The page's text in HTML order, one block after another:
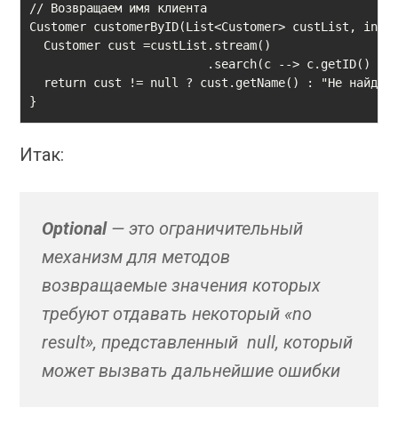
// Возвращаем имя клиента
Customer customerByID(List<Customer> custList,
  Customer cust =custList.stream()
.search(c -­‐> c.getID() ==
return cust != null ? cust.getName() : "Не
}
Итак:
Optional— это ограничительный
механизм для методов
возвращаемые значения которых
требуют отдавать некоторый «no
result», представленный null, который
может вызвать дальнейшие ошибки